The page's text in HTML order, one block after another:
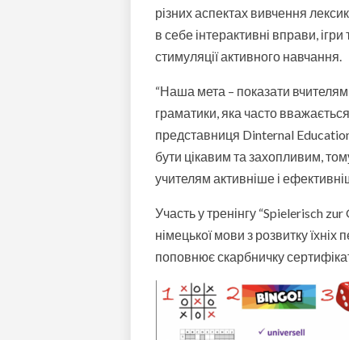
різних аспектах вивчення
в себе інтерактивні вправи,
стимуляції активного навчання.
“Наша мета – показати
граматики, яка часто
представниця Dinternal
бути цікавим та захопливим,
учителям активніше і
Участь у тренінгу “Spielerisch
німецької мови з розвитку їхніх
поповнює скарбничку